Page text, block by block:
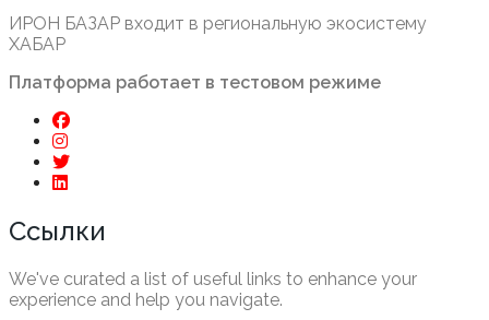
ИРОН БАЗАР входит в региональную экосистему
ХАБАР
Платформа работает в тестовом режиме
Ссылки
We've curated a list of useful links to enhance your
experience and help you navigate.